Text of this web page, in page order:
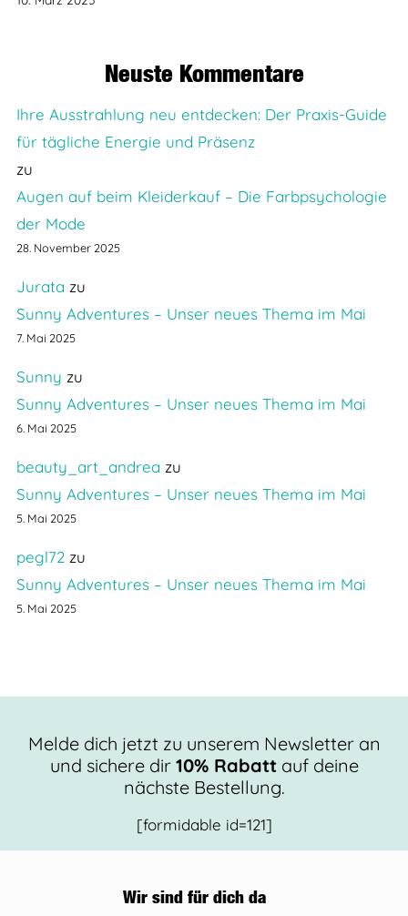
Neuste Kommentare
Ihre Ausstrahlung neu entdecken: Der Praxis-Guide
für tägliche Energie und Präsenz
zu
Augen auf beim Kleiderkauf – Die Farbpsychologie
der Mode
28. November 2025
Jurata zu
Sunny Adventures – Unser neues Thema im Mai
7. Mai 2025
Sunny zu
Sunny Adventures – Unser neues Thema im Mai
6. Mai 2025
beauty_art_andrea zu
Sunny Adventures – Unser neues Thema im Mai
5. Mai 2025
pegl72zu
Sunny Adventures – Unser neues Thema im Mai
5. Mai 2025
Melde dich jetzt zu unserem Newsletter an
und sichere dir 10% Rabattauf deine
nächste Bestellung.
[formidable id=121]
Wir sind für dich da